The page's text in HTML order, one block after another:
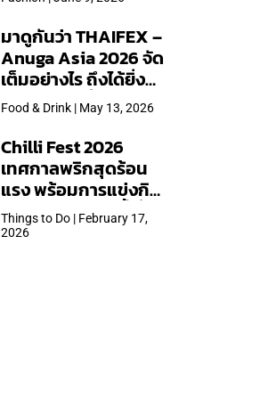
ชันพิเศษเฉพาะสาขา
มาดูกันว่า THAIFEX –
Anuga Asia 2026 จัด
เต็มอย่างไร ถึงได้ยิ่ง
ใหญ่สุดเท่าที่เคยจัดมา
Food & Drink | May 13, 2026
Chilli Fest 2026
เทศกาลพริกสุดร้อน
แรง พร้อมการแข่งกิน
พริก จัด 28 มี.ค.นี้ ที่โรง
แรมคิมป์ตัน มาลัยฯ
Things to Do | February 17,
2026